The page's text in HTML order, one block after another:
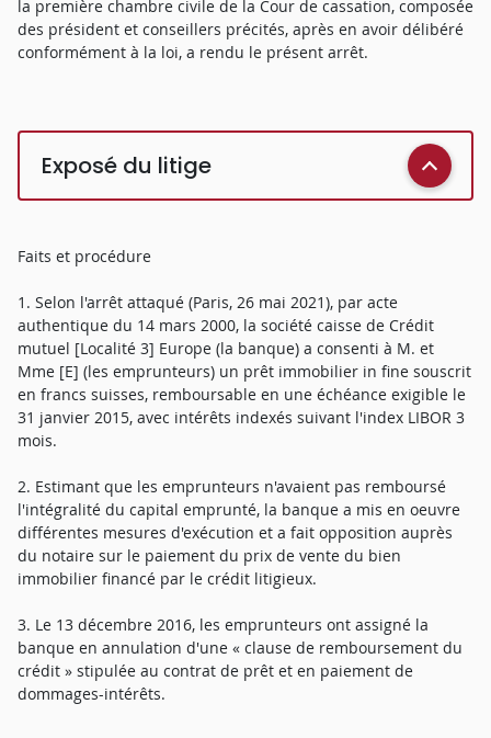
la première chambre civile de la Cour de cassation, composée
des président et conseillers précités, après en avoir délibéré
conformément à la loi, a rendu le présent arrêt.
Exposé du litige
Faits et procédure
1. Selon l'arrêt attaqué (Paris, 26 mai 2021), par acte
authentique du 14 mars 2000, la société caisse de Crédit
mutuel [Localité 3] Europe (la banque) a consenti à M. et
Mme [E] (les emprunteurs) un prêt immobilier in fine souscrit
en francs suisses, remboursable en une échéance exigible le
31 janvier 2015, avec intérêts indexés suivant l'index LIBOR 3
mois.
2. Estimant que les emprunteurs n'avaient pas remboursé
l'intégralité du capital emprunté, la banque a mis en oeuvre
différentes mesures d'exécution et a fait opposition auprès
du notaire sur le paiement du prix de vente du bien
immobilier financé par le crédit litigieux.
3. Le 13 décembre 2016, les emprunteurs ont assigné la
banque en annulation d'une « clause de remboursement du
crédit » stipulée au contrat de prêt et en paiement de
dommages-intérêts.